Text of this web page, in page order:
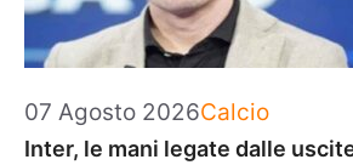
07 Agosto 2026Categorie
Calcio
Inter, le mani legate dalle